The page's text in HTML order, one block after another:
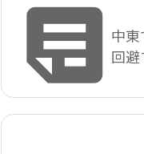
中
回